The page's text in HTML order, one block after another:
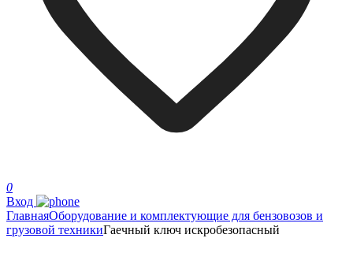
0
Вход
ГлавнаяОборудование и комплектующие для бензовозов и
грузовой техникиГаечный ключ искробезопасный